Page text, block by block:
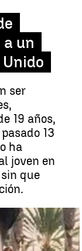
un
ser
19 años,
13
ha
joven en
que